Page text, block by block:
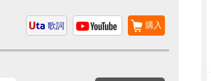
購入
歌詞